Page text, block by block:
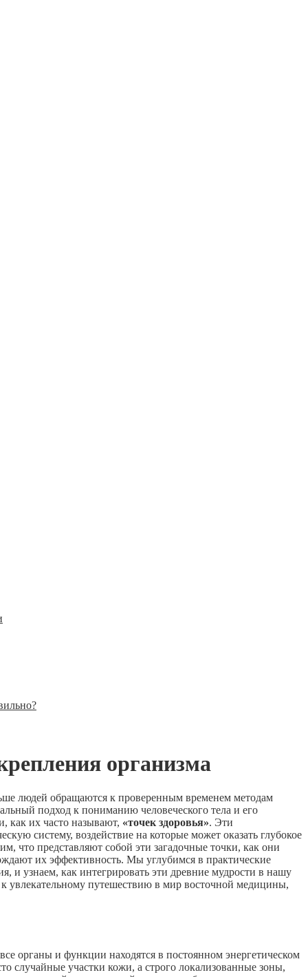
организма
людей обращаются к проверенным временем методам
подход к пониманию человеческого тела и его
как их часто называют, «точек здоровья». Эти
систему, воздействие на которые может оказать глубокое
что представляют собой эти загадочные точки, как они
их эффективность. Мы углубимся в практические
и узнаем, как интегрировать эти древние мудрости в нашу
увлекательному путешествию в мир восточной медицины,
органы и функции находятся в постоянном энергетическом
случайные участки кожи, а строго локализованные зоны,